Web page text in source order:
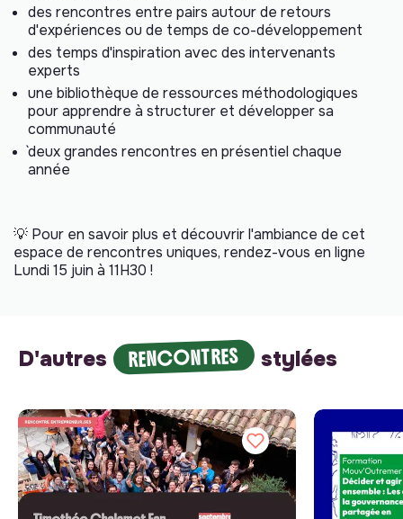
des rencontres entre pairs autour de retours
d'expériences ou de temps de co-développement
des temps d'inspiration avec des intervenants
experts
une bibliothèque de ressources méthodologiques
pour apprendre à structurer et développer sa
communauté
`deux grandes rencontres en présentiel chaque
année
💡 Pour en savoir plus et découvrir l'ambiance de cet
espace de rencontres uniques, rendez-vous en ligne
Lundi 15 juin à 11H30 !
D'autres RENCONTRES stylées